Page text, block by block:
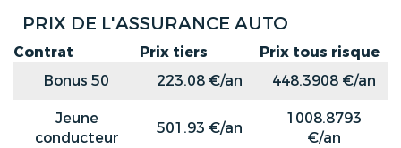
PRIX DE L'ASSURANCE AUTO
Contrat Prix tiers
Prix tous risque
Bonus 50
223.08 €/an
448.3908 €/an
Jeune
conducteur
501.93 €/an
1008.8793
€/an